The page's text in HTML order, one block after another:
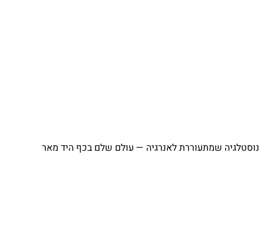
שמתעוררת לאנרגיה — עולם שלם בכף היד מאר